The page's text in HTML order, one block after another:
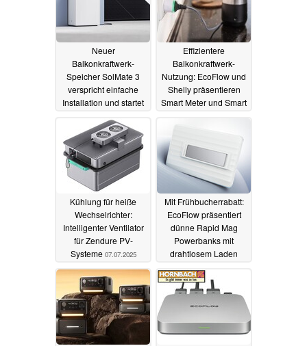
Neuer
Balkonkraftwerk-
Speicher SolMate 3
verspricht einfache
Installation und startet
30.07.2025
Effizientere
Balkonkraftwerk-
Nutzung: EcoFlow und
Shelly präsentieren
Smart Meter und Smart
Kühlung für heiße
Wechselrichter:
Intelligenter Ventilator
für Zendure PV-
Systeme 07.07.2025
Mit Frühbucherrabatt:
EcoFlow präsentiert
dünne Rapid Mag
Powerbanks mit
drahtlosem Laden
24.06.2025